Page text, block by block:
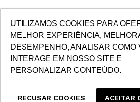
UTILIZAMOS COOKIES PARA
MELHOR EXPERIÊNCIA,
DESEMPENHO, ANALISAR COMO
INTERAGE EM NOSSO SITE E
PERSONALIZAR CONTEÚDO.
RECUSAR COOKIES ACEITAR
CONTEÚDO